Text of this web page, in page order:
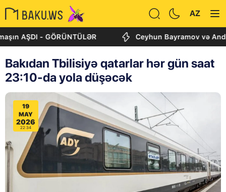
AZ
- GÖRÜNTÜLƏR Ceyhun Bayramov və Andrey
Bakıdan Tbilisiyə qatarlar hər gün saat
23:10-da yola düşəcək
19
MAY
2026
22:34